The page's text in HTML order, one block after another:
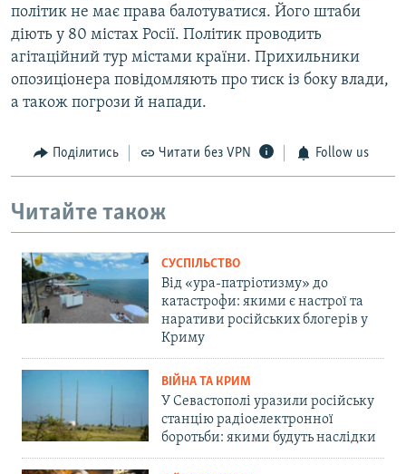
політик не має права балотуватися. Його штаби
діють у 80 містах Росії. Політик проводить
агітаційний тур містами країни. Прихильники
опозиціонера повідомляють про тиск із боку влади,
а також погрози й напади.
Поділитись Читати без VPN Follow us
Читайте також
СУСПІЛЬСТВО
Від «ура-патріотизму» до
катастрофи: якими є настрої та
наративи російських блогерів у
Криму
ВІЙНА ТА КРИМ
У Севастополі уразили російську
станцію радіоелектронної
боротьби: якими будуть наслідки